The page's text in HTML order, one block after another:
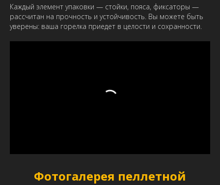
Каждый элемент упаковки — стойки, пояса, фиксаторы —
рассчитан на прочность и устойчивость. Вы можете быть
уверены: ваша горелка приедет в целости и сохранности.
Фотогалерея пеллетной